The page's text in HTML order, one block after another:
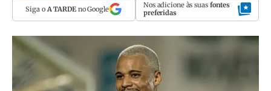
Siga o A TARDEno Google Nos adicione às suas fontes
preferidas